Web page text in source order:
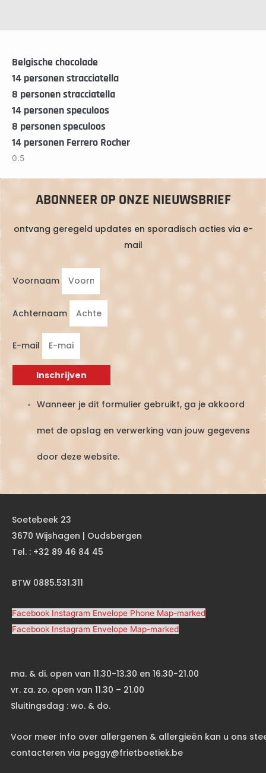
Belgische chocolade
14 personen stracciatella
8 personen stracciatella
14 personen speculoos
8 personen speculoos
14 personen Ferrero Rocher
ABONNEER OP ONZE NIEUWSBRIEF
ontvang geregeld updates en sporadisch acties via e-
mail
Voornaam
Achternaam
E-mail
Inschrijven
Wanneer je dit formulier gebruikt, ga je akkoord
met de opslag en verwerking van jouw gegevens
door deze website.
Soetebeek 23
3670 Wijshagen | Oudsbergen
Tel. : +32 89 46 84 45
BTW 0885.531.311
Facebook Instagram Envelope Phone Map-marked
Facebook Instagram Envelope Map-marked
ma. & di. open van 11.30-13.30 en 16.30-21.00
vr. za. zo. open van 11.30 – 21.00
Sluitingsdag : wo. & do.
Voor meer info over allergenen & allergieën kan u ons
contacteren via peggy@frietboetiek.be